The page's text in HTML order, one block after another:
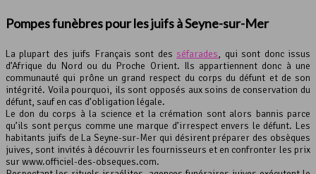
Pompes funèbres pour les juifs à Seyne-sur-Mer
La plupart des juifs Français sont des séfarades, qui sont donc issus
d’Afrique du Nord ou du Proche Orient. Ils appartiennent donc à une
communauté qui prône un grand respect du corps du défunt et de son
intégrité. Voila pourquoi, ils sont opposés aux soins de conservation du
défunt, sauf en cas d’obligation légale.
Le don du corps à la science et la crémation sont alors bannis parce
qu’ils sont perçus comme une marque d’irrespect envers le défunt. Les
habitants juifs de La Seyne-sur-Mer qui désirent préparer des obsèques
juives, sont invités à découvrir les fournisseurs et en confronter les prix
sur www.officiel-des-obseques.com.